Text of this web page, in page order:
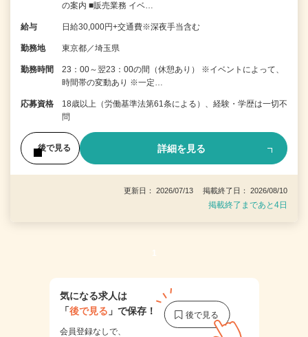
の案内 ■販売業務 イベ…
給与 日給30,000円+交通費※深夜手当含む
勤務地 東京都／埼玉県
勤務時間
23：00～翌23：00の間（休憩あり） ※イベントによって、
時間帯の変動あり ※一定…
応募資格
18歳以上（労働基準法第61条による）、経験・学歴は一切不
問
後で見る 詳細を見る
更新日： 2026/07/13 掲載終了日： 2026/08/10
掲載終了まであと4日
1
気になる求人は
「後で見る 」で保存！
会員登録なしで、